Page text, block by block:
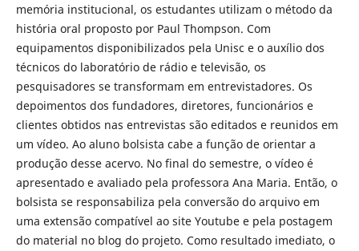
memória institucional, os estudantes utilizam o método da
história oral proposto por Paul Thompson. Com
equipamentos disponibilizados pela Unisc e o auxílio dos
técnicos do laboratório de rádio e televisão, os
pesquisadores se transformam em entrevistadores. Os
depoimentos dos fundadores, diretores, funcionários e
clientes obtidos nas entrevistas são editados e reunidos em
um vídeo. Ao aluno bolsista cabe a função de orientar a
produção desse acervo. No final do semestre, o vídeo é
apresentado e avaliado pela professora Ana Maria. Então, o
bolsista se responsabiliza pela conversão do arquivo em
uma extensão compatível ao site Youtube e pela postagem
do material no blog do projeto. Como resultado imediato, o